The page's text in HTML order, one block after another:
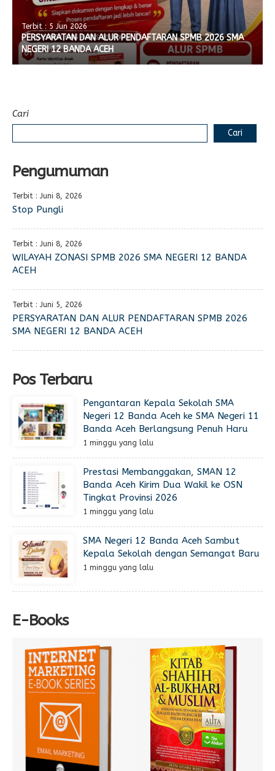
Terbit : 5 Jun 2026
PERSYARATAN DAN ALUR PENDAFTARAN SPMB 2026 SMA
NEGERI 12 BANDA ACEH
Cari
Cari
Pengumuman
Terbit : Juni 8, 2026
Stop Pungli
Terbit : Juni 8, 2026
WILAYAH ZONASI SPMB 2026 SMA NEGERI 12 BANDA
ACEH
Terbit : Juni 5, 2026
PERSYARATAN DAN ALUR PENDAFTARAN SPMB 2026
SMA NEGERI 12 BANDA ACEH
Pos Terbaru
Pengantaran Kepala Sekolah SMA
Negeri 12 Banda Aceh ke SMA Negeri 11
Banda Aceh Berlangsung Penuh Haru
1 minggu yang lalu
Prestasi Membanggakan, SMAN 12
Banda Aceh Kirim Dua Wakil ke OSN
Tingkat Provinsi 2026
1 minggu yang lalu
SMA Negeri 12 Banda Aceh Sambut
Kepala Sekolah dengan Semangat Baru
1 minggu yang lalu
E-Books